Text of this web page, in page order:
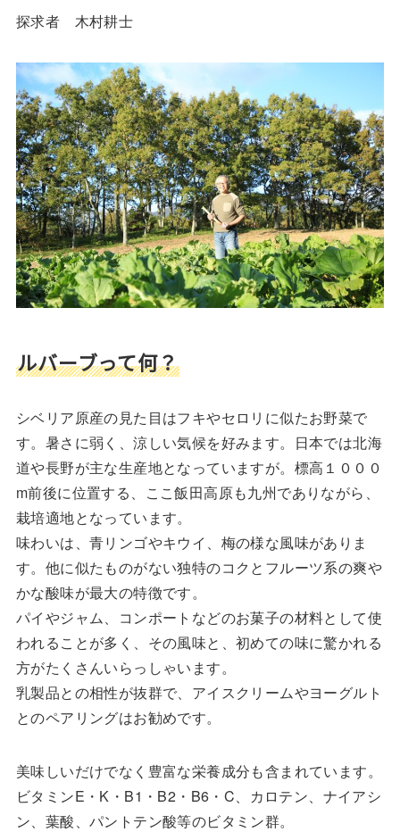
探求者 木村耕士
ルバーブって何？
シベリア原産の見た目はフキやセロリに似たお野菜で
す。暑さに弱く、涼しい気候を好みます。日本では北海
道や長野が主な生産地となっていますが。標高１０００
m前後に位置する、ここ飯田高原も九州でありながら、
栽培適地となっています。
味わいは、青リンゴやキウイ、梅の様な風味がありま
す。他に似たものがない独特のコクとフルーツ系の爽や
かな酸味が最大の特徴です。
パイやジャム、コンポートなどのお菓子の材料として使
われることが多く、その風味と、初めての味に驚かれる
方がたくさんいらっしゃいます。
乳製品との相性が抜群で、アイスクリームやヨーグルト
とのペアリングはお勧めです。
美味しいだけでなく豊富な栄養成分も含まれています。
ビタミンE・K・B1・B2・B6・C、カロテン、ナイアシ
ン、葉酸、パントテン酸等のビタミン群。